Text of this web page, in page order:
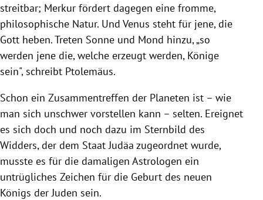
streitbar; Merkur fördert dagegen eine fromme,
philosophische Natur. Und Venus steht für jene, die
Gott heben. Treten Sonne und Mond hinzu, „so
werden jene die, welche erzeugt werden, Könige
sein", schreibt Ptolemäus.
Schon ein Zusammentreffen der Planeten ist – wie
man sich unschwer vorstellen kann – selten. Ereignet
es sich doch und noch dazu im Sternbild des
Widders, der dem Staat Judäa zugeordnet wurde,
musste es für die damaligen Astrologen ein
untrügliches Zeichen für die Geburt des neuen
Königs der Juden sein.